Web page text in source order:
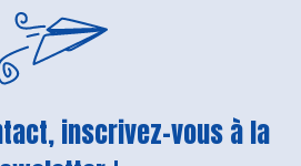
inscrivez-vous à la